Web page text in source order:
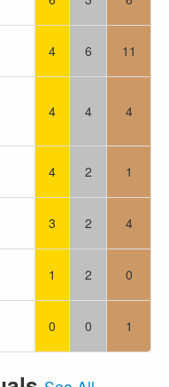
4 6 11
4 4 4
4 2 1
3 2 4
1 2 0
0 0 1